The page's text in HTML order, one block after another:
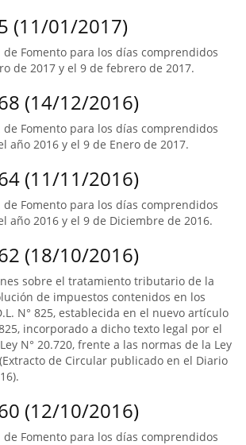
(11/01/2017)
Fomento para los días comprendidos
de 2017 y el 9 de febrero de 2017.
(14/12/2016)
Fomento para los días comprendidos
año 2016 y el 9 de Enero de 2017.
(11/11/2016)
Fomento para los días comprendidos
año 2016 y el 9 de Diciembre de 2016.
(18/10/2016)
sobre el tratamiento tributario de la
de impuestos contenidos en los
N° 825, establecida en el nuevo artículo
incorporado a dicho texto legal por el
N° 20.720, frente a las normas de la Ley
de Circular publicado en el Diario
(12/10/2016)
Fomento para los días comprendidos